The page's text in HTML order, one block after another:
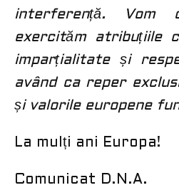
interferență. Vom
exercităm atribuțiile
imparțialitate și
având ca reper
și valorile europene
La mulți ani Europa!
Comunicat D.N.A.